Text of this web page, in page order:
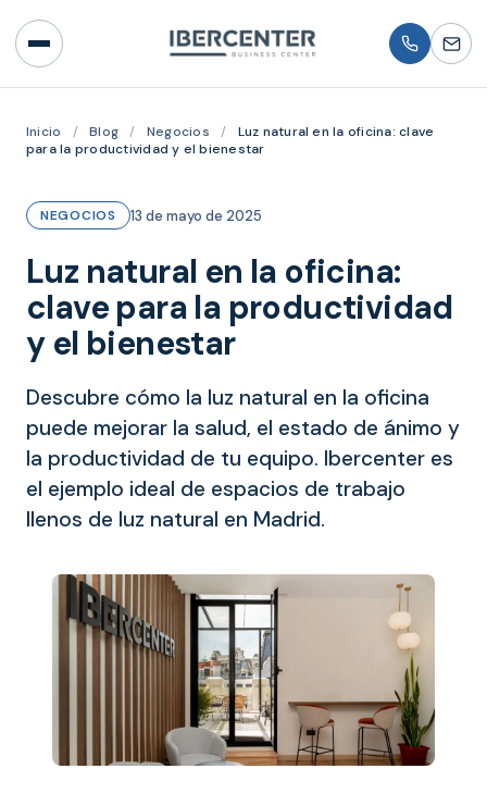
Inicio / Blog / Negocios /
Luz natural en la oficina: clave
para la productividad y el bienestar
NEGOCIOS 13 de mayo de 2025
Luz natural en la oficina:
clave para la productividad
y el bienestar
Descubre cómo la luz natural en la oficina
puede mejorar la salud, el estado de ánimo y
la productividad de tu equipo. Ibercenter es
el ejemplo ideal de espacios de trabajo
llenos de luz natural en Madrid.